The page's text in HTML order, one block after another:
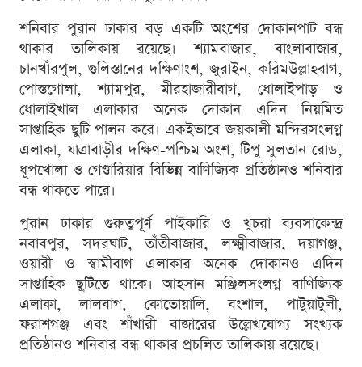
শনিবার পুরান ঢাকার বড় একটি অংশের দোকানপাট বন্ধ
থাকার তালিকায় রয়েছে। শ্যামবাজার, বাংলাবাজার,
চানখাঁরপুল, গুলিস্তানের দক্ষিণাংশ, জুরাইন, করিমউল্লাহবাগ,
পোস্তগোলা, শ্যামপুর, মীরহাজারীবাগ, ধোলাইপাড় ও
ধোলাইখাল এলাকার অনেক দোকান এদিন নিয়মিত
সাপ্তাহিক ছুটি পালন করে। একইভাবে জয়কালী মন্দিরসংলগ্ন
এলাকা, যাত্রাবাড়ীর দক্ষিণ-পশ্চিম অংশ, টিপু সুলতান রোড,
ধূপখোলা ও গেণ্ডারিয়ার বিভিন্ন বাণিজ্যিক প্রতিষ্ঠানও শনিবার
বন্ধ থাকতে পারে।
পুরান ঢাকার গুরুত্বপূর্ণ পাইকারি ও খুচরা ব্যবসাকেন্দ্র
নবাবপুর, সদরঘাট, তাঁতীবাজার, লক্ষ্মীবাজার, দয়াগঞ্জ,
ওয়ারী ও স্বামীবাগ এলাকার অনেক দোকানও এদিন
সাপ্তাহিক ছুটিতে থাকে। আহসান মঞ্জিলসংলগ্ন বাণিজ্যিক
এলাকা, লালবাগ, কোতোয়ালি, বংশাল, পাটুয়াটুলী,
ফরাশগঞ্জ এবং শাঁখারী বাজারের উল্লেখযোগ্য সংখ্যক
প্রতিষ্ঠানও শনিবার বন্ধ থাকার প্রচলিত তালিকায় রয়েছে।